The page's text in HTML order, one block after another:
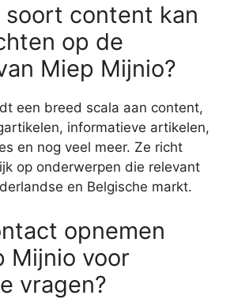
soort content kan
op de
Miep Mijnio?
een breed scala aan content,
informatieve artikelen,
en nog veel meer. Ze richt
op onderwerpen die relevant
en Belgische markt.
opnemen
Mijnio voor
vragen?